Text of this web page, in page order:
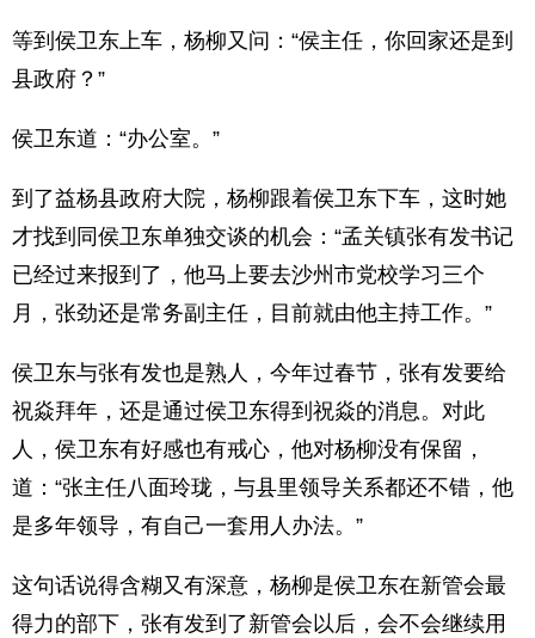
等到侯卫东上车，杨柳又问：“侯主任，你回家还是到
县政府？”
侯卫东道：“办公室。”
到了益杨县政府大院，杨柳跟着侯卫东下车，这时她
才找到同侯卫东单独交谈的机会：“孟关镇张有发书记
已经过来报到了，他马上要去沙州市党校学习三个
月，张劲还是常务副主任，目前就由他主持工作。”
侯卫东与张有发也是熟人，今年过春节，张有发要给
祝焱拜年，还是通过侯卫东得到祝焱的消息。对此
人，侯卫东有好感也有戒心，他对杨柳没有保留，
道：“张主任八面玲珑，与县里领导关系都还不错，他
是多年领导，有自己一套用人办法。”
这句话说得含糊又有深意，杨柳是侯卫东在新管会最
得力的部下，张有发到了新管会以后，会不会继续用